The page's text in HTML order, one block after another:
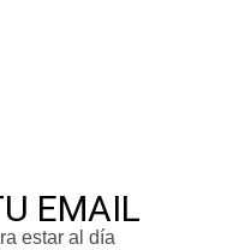
EMAIL
estar al día